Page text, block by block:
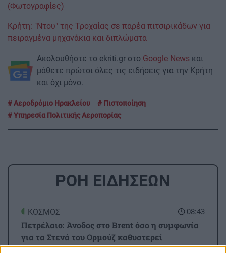
(Φωτογραφίες)
Κρήτη: "Ντου" της Τροχαίας σε παρέα πιτσιρικάδων για
πειραγμένα μηχανάκια και διπλώματα
Ακολουθήστε το ekriti.gr στο Google News και
μάθετε πρώτοι όλες τις ειδήσεις για την Κρήτη
και όχι μόνο.
Αεροδρόμιο Ηρακλείου
Πιστοποίηση
Υπηρεσία Πολιτικής Αεροπορίας
ΡΟΗ ΕΙΔΗΣΕΩΝ
08:43
ΚΟΣΜΟΣ
Πετρέλαιο: Άνοδος στο Brent όσο η συμφωνία
για τα Στενά του Ορμούζ καθυστερεί